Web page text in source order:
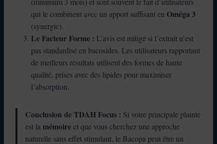
qui le combinent avec un apport suffisant en Oméga 3
(synergie).
Le Facteur Forme : L’avis est mitigé si l’extrait n’est
pas standardisé en bacosides. Les utilisateurs rapportant
de meilleurs résultats utilisent des formes de haute
qualité, prises avec des lipides pour maximiser
l’absorption.
Conclusion de TDAH Focus : Si votre principale plainte
est la mémoireet que vous cherchez une approche
naturelle sans effet stimulant, le Bacopa peut être un